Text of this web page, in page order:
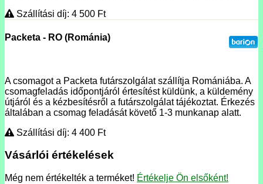
Szállítási díj: 4 500 Ft
Packeta - RO (Románia)
A csomagot a Packeta futárszolgálat szállítja Romániába. A
csomagfeladás időpontjáról értesítést küldünk, a küldemény
útjáról és a kézbesítésről a futárszolgálat tájékoztat. Érkezés
általában a csomag feladását követő 1-3 munkanap alatt.
Szállítási díj: 4 400 Ft
Vásárlói értékelések
Még nem értékelték a terméket! Értékelje Ön elsőként!